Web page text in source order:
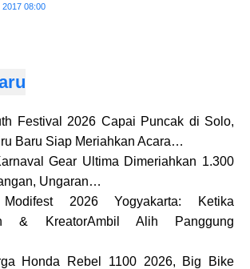
2017 08:00
Festival 2026 Capai Puncak di Solo,
Baru Siap Meriahkan Acara…
Gear Ultima Dimeriahkan 1.300
Ungaran…
2026 Yogyakarta: Ketika
& KreatorAmbil Alih Panggung
Honda Rebel 1100 2026, Big Bike